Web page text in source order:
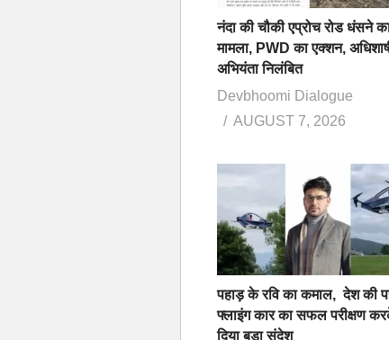
नंदा की चौकी एप्रोच रोड धंसने
मामला, PWD का एक्शन,
अभियंता निलंबित
Devbhoomi Dialogue
AUGUST 7, 2026
पहाड़ के रवि का कमाल, देश की
फ्लाइंग कार का सफल परीक्षण
दिया बड़ा संदेश